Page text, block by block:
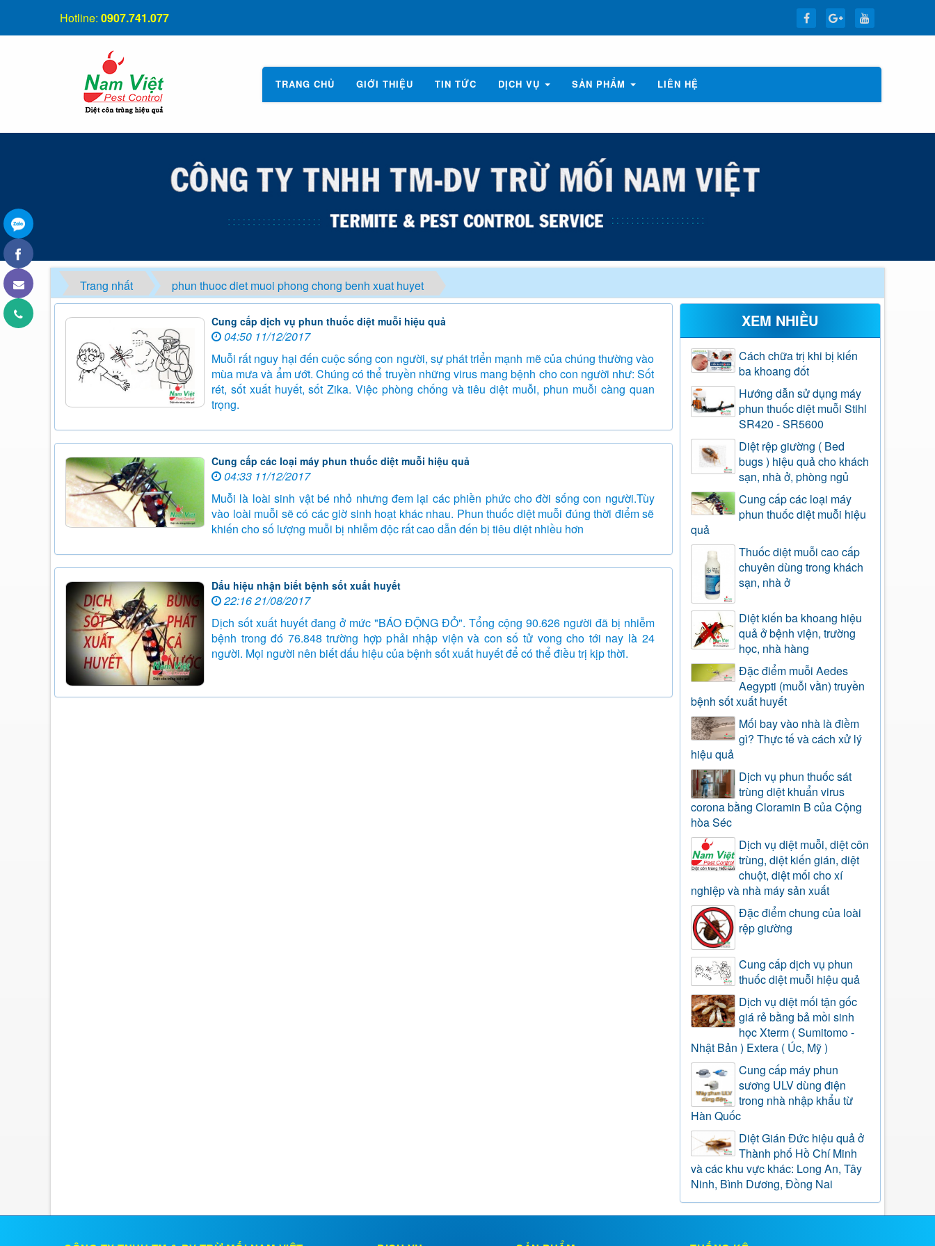
TRANG CHỦ GIỚI THIỆU TIN TỨC DỊCH VỤ SẢN PHẨM LIÊN HỆ
Hotline: 0907.741.077
Trang nhất phun thuoc diet muoi phong chong benh xuat huyet
Cung cấp dịch vụ phun thuốc diệt muỗi hiệu quả
04:50 11/12/2017
Muỗi rất nguy hại đến cuộc sống con người, sự phát triển mạnh mẽ của chúng thường vào
mùa mưa và ẩm ướt. Chúng có thể truyền những virus mang bệnh cho con người như: Sốt
rét, sốt xuất huyết, sốt Zika. Việc phòng chống và tiêu diệt muỗi, phun muỗi càng quan
trọng.
Cung cấp các loại máy phun thuốc diệt muỗi hiệu quả
04:33 11/12/2017
Muỗi là loài sinh vật bé nhỏ nhưng đem lại các phiền phức cho đời sống con người.Tùy
vào loài muỗi sẽ có các giờ sinh hoạt khác nhau. Phun thuốc diệt muỗi đúng thời điểm sẽ
khiến cho số lượng muỗi bị nhiễm độc rất cao dẫn đến bị tiêu diệt nhiều hơn
Dấu hiệu nhận biết bệnh sốt xuất huyết
22:16 21/08/2017
Dịch sốt xuất huyết đang ở mức "BÁO ĐỘNG ĐỎ". Tổng cộng 90.626 người đã bị nhiễm
bệnh trong đó 76.848 trường hợp phải nhập viện và con số tử vong cho tới nay là 24
người. Mọi người nên biết dấu hiệu của bệnh sốt xuất huyết để có thể điều trị kịp thời.
XEM NHIỀU
Cách chữa trị khi bị kiến
ba khoang đốt
Hướng dẫn sử dụng máy
phun thuốc diệt muỗi Stihl
SR420 - SR5600
Diệt rệp giường ( Bed
bugs ) hiệu quả cho khách
sạn, nhà ở, phòng ngủ
Cung cấp các loại máy
phun thuốc diệt muỗi hiệu
quả
Thuốc diệt muỗi cao cấp
chuyên dùng trong khách
sạn, nhà ở
Diệt kiến ba khoang hiệu
quả ở bệnh viện, trường
học, nhà hàng
Đặc điểm muỗi Aedes
Aegypti (muỗi vằn) truyền
bệnh sốt xuất huyết
Mối bay vào nhà là điềm
gì? Thực tế và cách xử lý
hiệu quả
Dịch vụ phun thuốc sát
trùng diệt khuẩn virus
corona bằng Cloramin B của Cộng
hòa Séc
Dịch vụ diệt muỗi, diệt côn
trùng, diệt kiến gián, diệt
chuột, diệt mối cho xí
nghiệp và nhà máy sản xuất
Đặc điểm chung của loài
rệp giường
Cung cấp dịch vụ phun
thuốc diệt muỗi hiệu quả
Dịch vụ diệt mối tận gốc
giá rẻ bằng bả mồi sinh
học Xterm ( Sumitomo -
Nhật Bản ) Extera ( Úc, Mỹ )
Cung cấp máy phun
sương ULV dùng điện
trong nhà nhập khẩu từ
Hàn Quốc
Diệt Gián Đức hiệu quả ở
Thành phố Hồ Chí Minh
và các khu vực khác: Long An, Tây
Ninh, Bình Dương, Đồng Nai